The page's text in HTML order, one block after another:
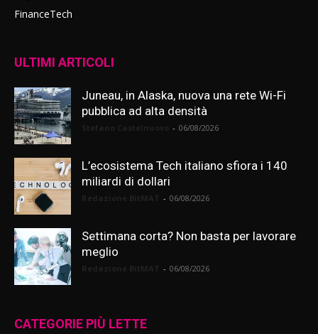
FinanceTech
ULTIMI ARTICOLI
Juneau, in Alaska, nuova una rete Wi-Fi
pubblica ad alta densità
- 06/08/2026
L’ecosistema Tech italiano sfiora i 140
miliardi di dollari
- 06/08/2026
Settimana corta? Non basta per lavorare
meglio
- 06/08/2026
CATEGORIE PIÙ LETTE